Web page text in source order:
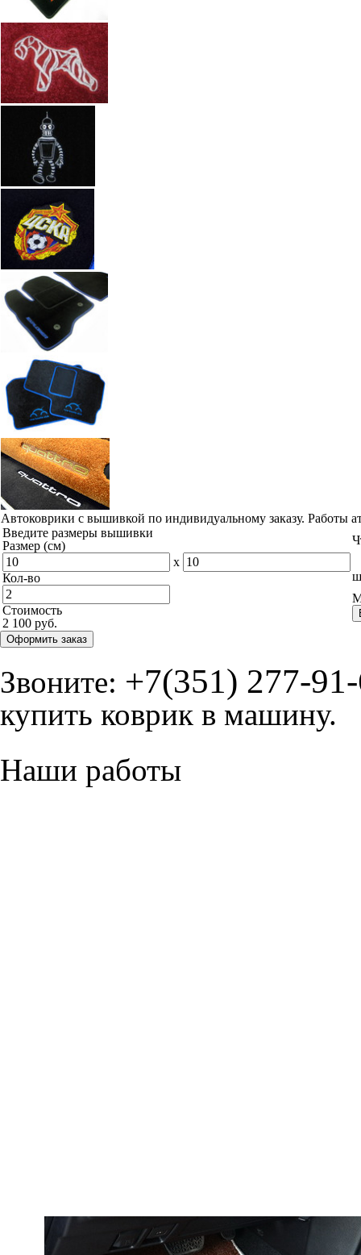
Автоковрики с вышивкой по индивидуальному заказу. Работы
Введите размеры вышивки
Размер (см)
x
Кол-во
Стоимость
2 100 руб.
Оформить заказ
Звоните: +7(351) 277-
купить коврик в машину.
Наши работы
корпус 1.